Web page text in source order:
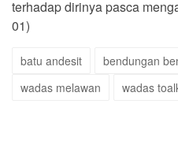
terhadap dirinya pasca
01)
batu andesit bendungan
wadas melawan
wadas